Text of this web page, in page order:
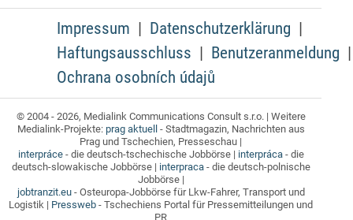
Impressum
Datenschutzerklärung
Haftungsausschluss
Benutzeranmeldung
Ochrana osobních údajů
© 2004 - 2026, Medialink Communications Consult s.r.o. | Weitere
Medialink-Projekte: prag aktuell - Stadtmagazin, Nachrichten aus
Prag und Tschechien, Presseschau |
interpráce- die deutsch-tschechische Jobbörse | interpráca- die
deutsch-slowakische Jobbörse | interpraca- die deutsch-polnische
Jobbörse |
jobtranzit.eu- Osteuropa-Jobbörse für Lkw-Fahrer, Transport und
Logistik | Pressweb - Tschechiens Portal für Pressemitteilungen und
PR